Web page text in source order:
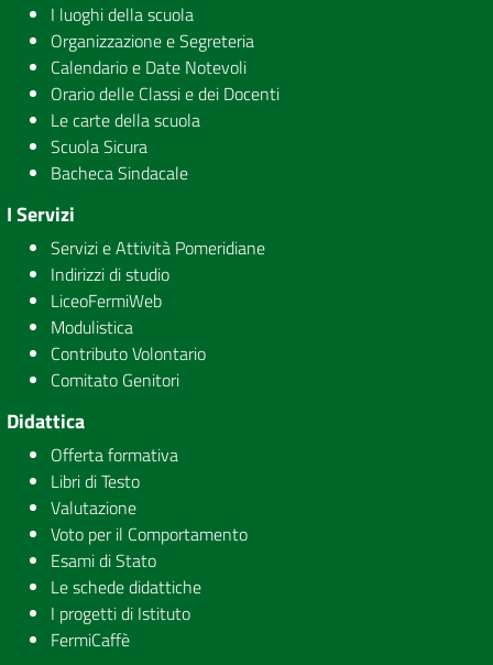
I luoghi della scuola
Organizzazione e Segreteria
Calendario e Date Notevoli
Orario delle Classi e dei Docenti
Le carte della scuola
Scuola Sicura
Bacheca Sindacale
I Servizi
Servizi e Attività Pomeridiane
Indirizzi di studio
LiceoFermiWeb
Modulistica
Contributo Volontario
Comitato Genitori
Didattica
Offerta formativa
Libri di Testo
Valutazione
Voto per il Comportamento
Esami di Stato
Le schede didattiche
I progetti di Istituto
FermiCaffè